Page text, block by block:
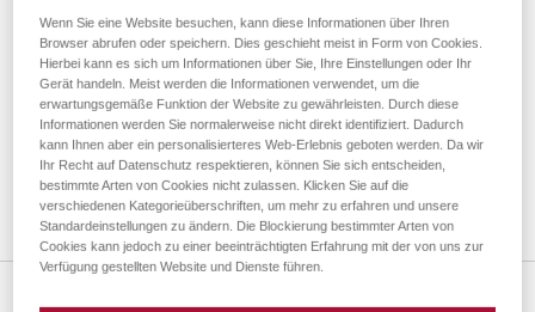
Zum
Anfang
Wenn Sie eine Website besuchen, kann diese Informationen über Ihren
Browser abrufen oder speichern. Dies geschieht meist in Form von Cookies.
Hierbei kann es sich um Informationen über Sie, Ihre Einstellungen oder Ihr
Gerät handeln. Meist werden die Informationen verwendet, um die
erwartungsgemäße Funktion der Website zu gewährleisten. Durch diese
Informationen werden Sie normalerweise nicht direkt identifiziert. Dadurch
kann Ihnen aber ein personalisierteres Web-Erlebnis geboten werden. Da wir
Ihr Recht auf Datenschutz respektieren, können Sie sich entscheiden,
bestimmte Arten von Cookies nicht zulassen. Klicken Sie auf die
verschiedenen Kategorieüberschriften, um mehr zu erfahren und unsere
Standardeinstellungen zu ändern. Die Blockierung bestimmter Arten von
Cookies kann jedoch zu einer beeinträchtigten Erfahrung mit der von uns zur
Verfügung gestellten Website und Dienste führen.